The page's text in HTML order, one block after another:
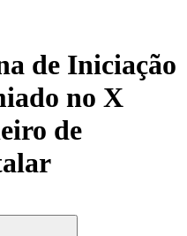
de Iniciação
no X
de